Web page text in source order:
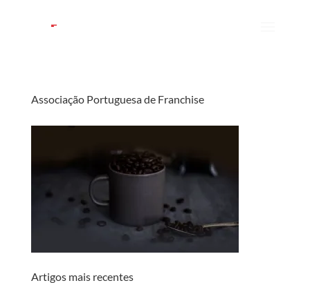
Associação Portuguesa de Franchise
Artigos mais recentes